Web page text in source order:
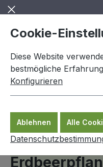
Zum Hauptinhalt
Erdbeerpflanzen
Cookie-
Diese Website
bestmögliche
Konfigurieren
Ablehnen Alle